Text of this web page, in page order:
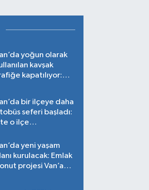
yoğun olarak
kavşak
kapatılıyor:
bir ilçeye daha
seferi başladı:
o ilçe…
yeni yaşam
kurulacak: Emlak
projesi Van’a